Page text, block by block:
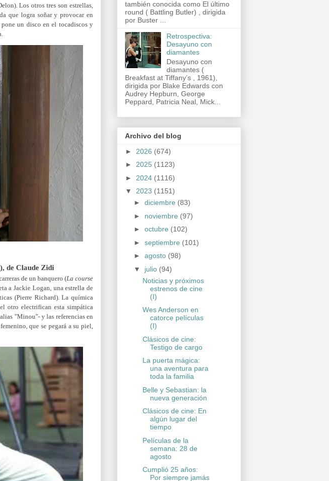
Los otros tres son estrellas,
que logra soñar y provocar en
un disco en el tocadiscos y
de Claude Zidi
de un banquero (La course
a Jackie Logan, una estrella de
(Pierre Richard). La química
otro electrifican esta simpática
"Minou"- y las referencias en
que se pegará a su piel,
también conocida como El último
round ( Battling Butler) , dirigida
por Buster ...
Retrospectiva:
Desayuno con
diamantes
Desayuno con
diamantes (
Breakfast at Tiffany’s , 1961),
dirigida por Blake Edwards con
Audrey Hepburn, George
Peppard, Patricia Neal, Mick...
Archivo del blog
► 2026 (674)
► 2025 (1123)
► 2024 (1116)
▼ 2023 (1151)
► diciembre (83)
► noviembre (97)
► octubre (102)
► septiembre (101)
► agosto (98)
▼ julio (94)
Noticias y próximos
estrenos de cine
(I)
Wes Anderson en
catorce películas
(I)
Clásicos de cine:
Testigo de cargo
La puerta mágica:
una aventura para
toda la familia
Belle y Sebastian: la
nueva generación
Clásicos de cine: En
algún lugar del
tiempo
Películas de la
semana: 28 de
agosto
Cumplió 25 años:
Por siempre jamás